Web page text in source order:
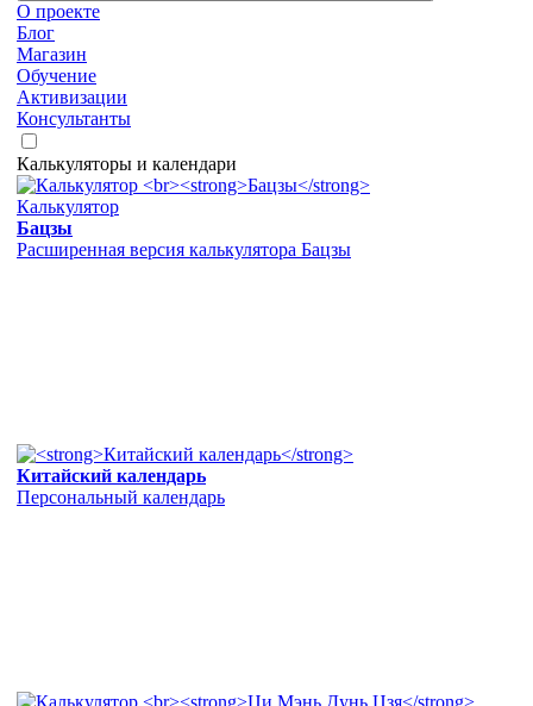
О проекте
Блог
Магазин
Обучение
Активизации
Консультанты
Калькуляторы и календари
Калькулятор
Бацзы
Расширенная версия калькулятора Бацзы
Китайский календарь
Персональный календарь